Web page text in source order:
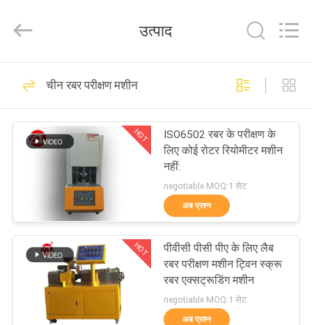
उत्पादों
बारे
कारखाना
Technology
Rights
रबर परीक्षण मशीन
268
वल्केनाइजिंग प्रेस मशीन
43
उत्पाद
चीन रबर परीक्षण मशीन
HOT
ISO6502 रबर के परीक्षण के
लिए कोई रोटर रियोमीटर मशीन
नहीं:
negotiable MOQ:1 सेट
अब प्रश्न
HOT
पीवीसी पीसी पीए के लिए लैब
रबर परीक्षण मशीन ट्विन स्क्रू
रबर एक्सट्रूडिंग मशीन
negotiable MOQ:1 सेट
अब प्रश्न